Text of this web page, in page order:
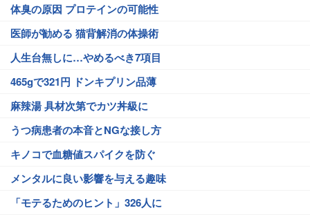
体臭の原因 プロテインの可能性
医師が勧める 猫背解消の体操術
人生台無しに…やめるべき7項目
465gで321円 ドンキプリン品薄
麻辣湯 具材次第でカツ丼級に
うつ病患者の本音とNGな接し方
キノコで血糖値スパイクを防ぐ
メンタルに良い影響を与える趣味
「モテるためのヒント」326人に